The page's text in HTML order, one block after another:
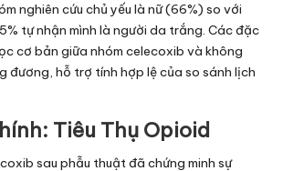
nghiên cứu chủ yếu là nữ (66%) so với
tự nhận mình là người da trắng. Các đặc
cơ bản giữa nhóm celecoxib và không
đương, hỗ trợ tính hợp lệ của so sánh lịch
Tiêu Thụ Opioid
sau phẫu thuật đã chứng minh sự